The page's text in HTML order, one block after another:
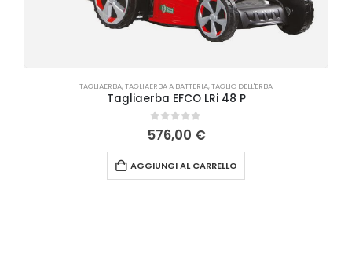
TAGLIAERBA,TAGLIAERBA A BATTERIA,TAGLIO DELL'ERBA
Tagliaerba EFCO LRi 48 P
0Su 5
576,00 €
AGGIUNGI AL CARRELLO